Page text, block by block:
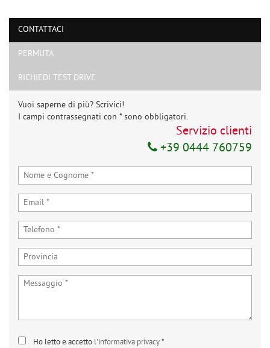
CONTATTACI
PERMUTA
RICHIEDI TEST DRIVE
Vuoi saperne di più? Scrivici!
I campi contrassegnati con * sono obbligatori.
Servizio clienti
+39 0444 760759
Ho letto e accetto l'informativa privacy*